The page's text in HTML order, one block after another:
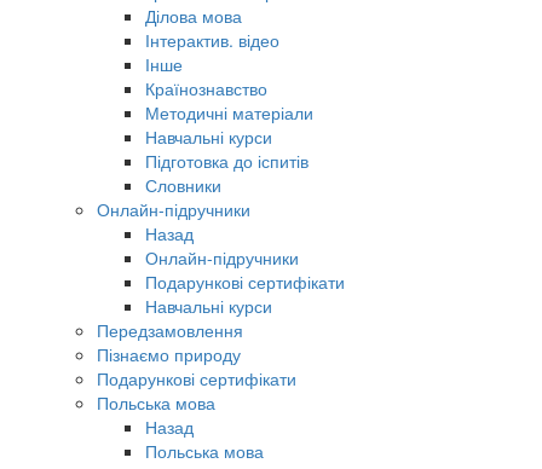
Ділова мова
Інтерактив. відео
Інше
Країнознавство
Методичні матеріали
Навчальні курси
Підготовка до іспитів
Словники
Онлайн-підручники
Назад
Онлайн-підручники
Подарункові сертифікати
Навчальні курси
Передзамовлення
Пізнаємо природу
Подарункові сертифікати
Польська мова
Назад
Польська мова